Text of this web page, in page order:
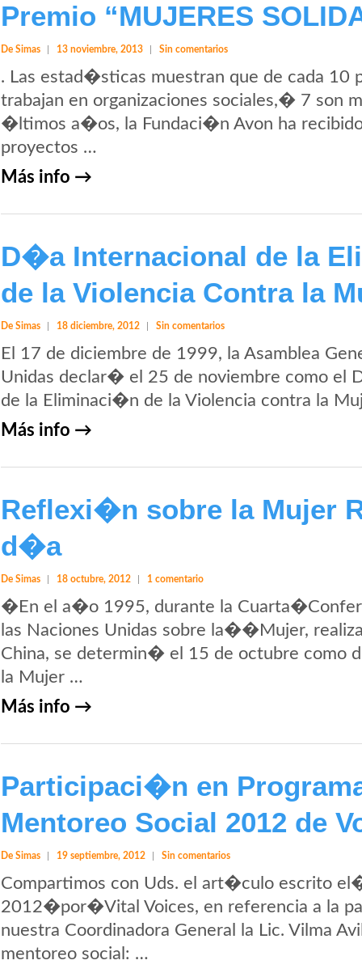
Premio “MUJERES
De Simas 13 noviembre, 2013 Sin comentarios
. Las estad�sticas muestran que de cada 10
trabajan en organizaciones sociales,� 7 son
�ltimos a�os, la Fundaci�n Avon ha
proyectos …
Más info →
D�a Internacional de la
de la Violencia Contra la
De Simas 18 diciembre, 2012 Sin comentarios
El 17 de diciembre de 1999, la Asamblea
Unidas declar� el 25 de noviembre como el
de la Eliminaci�n de la Violencia contra la
Más info →
Reflexi�n sobre la Mujer
d�a
De Simas 18 octubre, 2012 1 comentario
�En el a�o 1995, durante la
las Naciones Unidas sobre la��Mujer,
China, se determin� el 15 de octubre como
la Mujer …
Más info →
Participaci�n en
Mentoreo Social 2012 de
De Simas 19 septiembre, 2012 Sin comentarios
Compartimos con Uds. el art�culo escrito
2012�por�Vital Voices, en referencia a la
nuestra Coordinadora General la Lic. Vilma
mentoreo social: …